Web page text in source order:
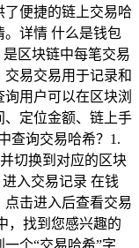
了便捷的链上交易哈
详情 什么是钱包
是区块链中每笔交易
易交易用于记录和
用户可以在区块浏
、定位金额、链上手
查询交易哈希？1.
切换到对应的区块
入交易记录 在钱
击进入后查看交易
，找到您感兴趣的